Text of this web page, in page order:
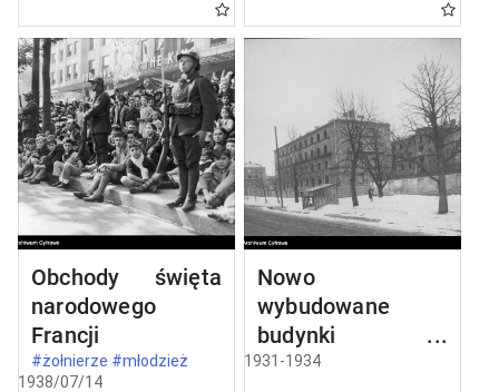
Obchody święta
narodowego
Francji
#żołnierze #młodzież
1938/07/14
Nowo
wybudowane
budynki w
Częstochowie
1931-1934